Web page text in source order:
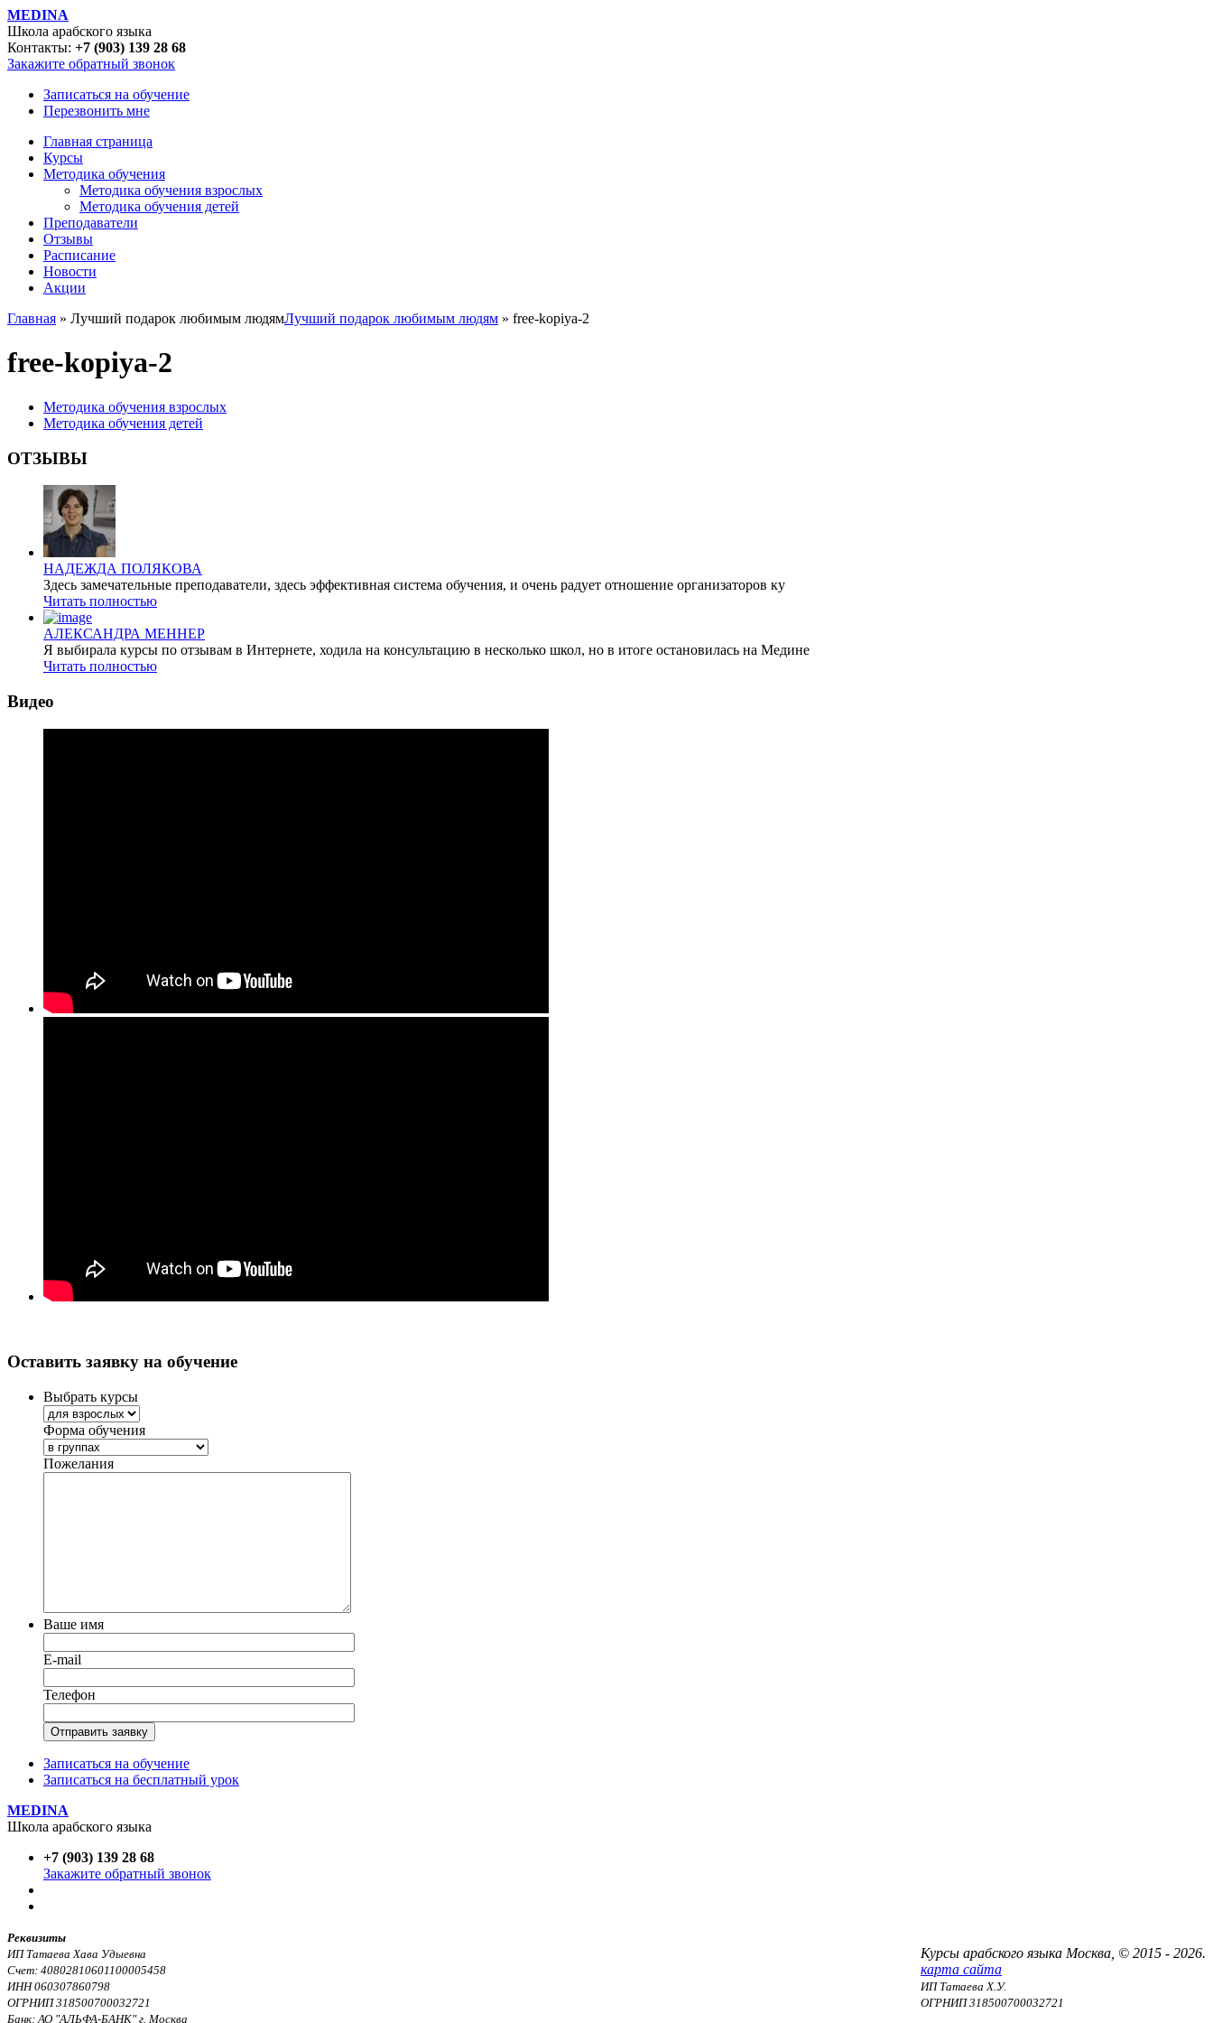
MEDINA
Школа арабского языка
Контакты: +7 (903) 139 28 68
Закажите обратный звонок
Записаться на обучение
Перезвонить мне
Главная страница
Курсы
Методика обучения
Методика обучения взрослых
Методика обучения детей
Преподаватели
Отзывы
Расписание
Новости
Акции
Главная » Лучший подарок любимым людямЛучший подарок любимым людям » free-kopiya-2
free-kopiya-2
Методика обучения взрослых
Методика обучения детей
ОТЗЫВЫ
НАДЕЖДА ПОЛЯКОВА
Здесь замечательные преподаватели, здесь эффективная система обучения, и очень радует отношение организаторов ку
Читать полностью
АЛЕКСАНДРА МЕННЕР
Я выбирала курсы по отзывам в Интернете, ходила на консультацию в несколько школ, но в итоге остановилась на Медине
Читать полностью
Видео
Оставить заявку на обучение
Выбрать курсы
Форма обучения
Пожелания
Ваше имя
E-mail
Телефон
Записаться на обучение
Записаться на бесплатный урок
MEDINA
Школа арабского языка
+7 (903) 139 28 68
Закажите обратный звонок
Курсы арабского языка Москва, © 2015 - 2026.
карта сайта
ИП Татаева Х.У.
ОГРНИП 318500700032721
Реквизиты
ИП Татаева Хава Удыевна
Счет: 40802810601100005458
ИНН 060307860798
ОГРНИП 318500700032721
Банк: АО "АЛЬФА-БАНК" г. Москва